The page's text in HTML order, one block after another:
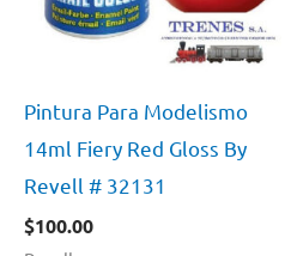
Pintura Para Modelismo
14ml Fiery Red Gloss By
Revell # 32131
$100.00